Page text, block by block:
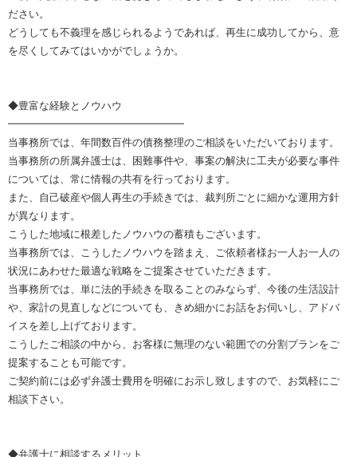
ださい。
どうしても不義理を感じられるようであれば、再生に成功してから、意
を尽くしてみてはいかがでしょうか。
◆豊富な経験とノウハウ
━━━━━━━━━━━━━━━━━
当事務所では、年間数百件の債務整理のご相談をいただいております。
当事務所の所属弁護士は、困難事件や、事案の解決に工夫が必要な事件
については、常に情報の共有を行っております。
また、自己破産や個人再生の手続きでは、裁判所ごとに細かな運用方針
が異なります。
こうした地域に根差したノウハウの蓄積もございます。
当事務所では、こうしたノウハウを踏まえ、ご依頼者様お一人お一人の
状況にあわせた最適な戦略をご提案させていただきます。
当事務所では、単に法的手続きを取ることのみならず、今後の生活設計
や、家計の見直しなどについても、きめ細かにお話をお伺いし、アドバ
イスを差し上げております。
こうしたご相談の中から、お客様に無理のない範囲での分割プランをご
提案することも可能です。
ご契約前には必ず弁護士費用を明確にお示し致しますので、お気軽にご
相談下さい。
◆弁護士に相談するメリット